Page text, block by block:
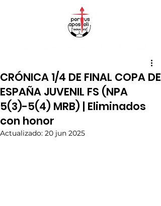
CRÓNICA 1/4 DE FINAL COPA DE
ESPAÑA JUVENIL FS (NPA
5(3)-5(4) MRB) | Eliminados
con honor
Actualizado: 20 jun 2025